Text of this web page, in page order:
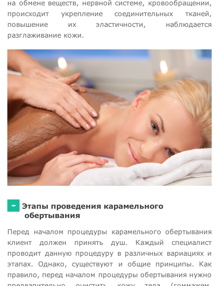
на обмене веществ, нервной системе, кровообращении,
происходит укрепление соединительных тканей,
повышение их эластичности, наблюдается
разглаживание кожи.
-
Этапы проведения карамельного
обертывания
Перед началом процедуры карамельного обертывания
клиент должен принять душ. Каждый специалист
проводит данную процедуру в различных вариациях и
этапах. Однако, существуют и общие принципы. Как
правило, перед началом процедуры обертывания нужно